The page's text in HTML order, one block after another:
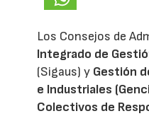
Los Consejos de
Integrado de
(Sigaus) y Gestión
e Industriales
Colectivos de